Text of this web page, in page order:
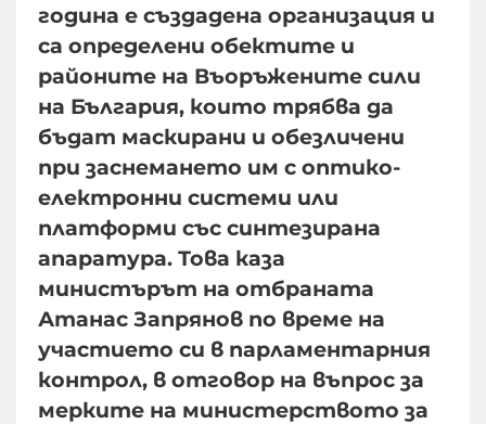
година е създадена организация и
са определени обектите и
районите на Въоръжените сили
на България, които трябва да
бъдат маскирани и обезличени
при заснемането им с оптико-
електронни системи или
платформи със синтезирана
апаратура. Това каза
министърът на отбраната
Атанас Запрянов по време на
участието си в парламентарния
контрол, в отговор на въпрос за
мерките на министерството за